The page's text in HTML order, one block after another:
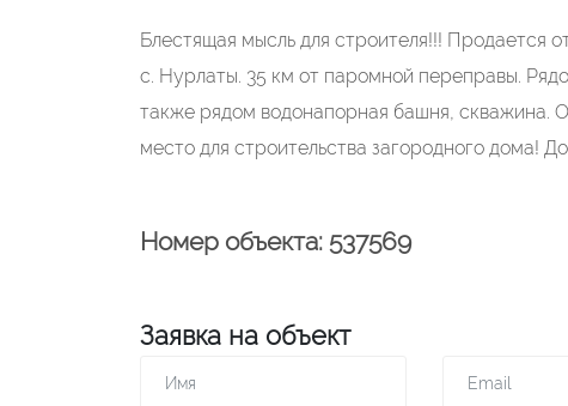
Блестящая мысль для строителя!!! Продается
с. Нурлаты. 35 км от паромной переправы.
также рядом водонапорная башня, скважина.
место для строительства загородного дома!
Номер объекта: 537569
Заявка на объект